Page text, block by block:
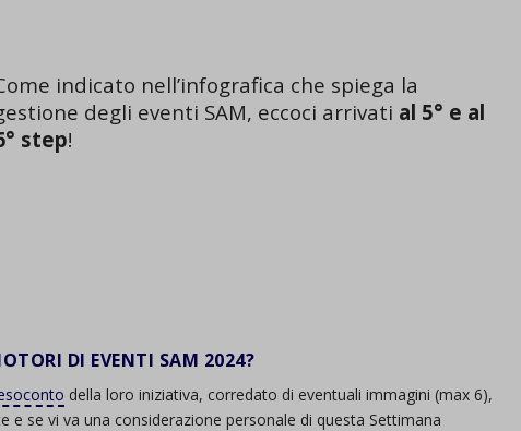
indicato nell’infografica che spiega la
degli eventi SAM, eccoci arrivati al 5° e al
step!
DI EVENTI SAM 2024?
della loro iniziativa, corredato di eventuali immagini (max 6),
se vi va una considerazione personale di questa Settimana